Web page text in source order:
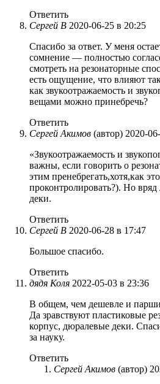
Ответить
Сергей В 2020-06-25 в 20:25
Спасибо за ответ. У меня
сомнение — полностью
смотреть на резонаторные
есть ощущение, что влияют
как звукоотражаемость и
вещами можно принебречь?
Ответить
Сергей Акимов (автор) 2020-
«Звукоотражаемость и
важны, если говорить о
этим пренебрегать,хотя,как
проконтролировать?). Но вряд
деки.
Ответить
Сергей В 2020-06-28 в 17:47
Большое спасибо.
Ответить
дядя Коля 2022-05-03 в 23:36
В общем, чем дешевле и
Да зравствуют пластиковые
корпус, дюралевые деки.
за науку.
Ответить
Сергей Акимов (автор)